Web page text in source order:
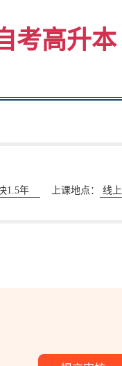
考高升
1.5年 上课地点： 线上